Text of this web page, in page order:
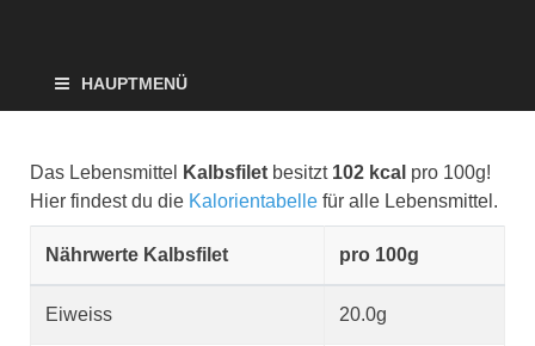
HAUPTMENÜ
Das Lebensmittel Kalbsfilet besitzt 102 kcal pro 100g!
Hier findest du die Kalorientabelle für alle Lebensmittel.
Nährwerte Kalbsfilet pro 100g
Eiweiss 20.0g